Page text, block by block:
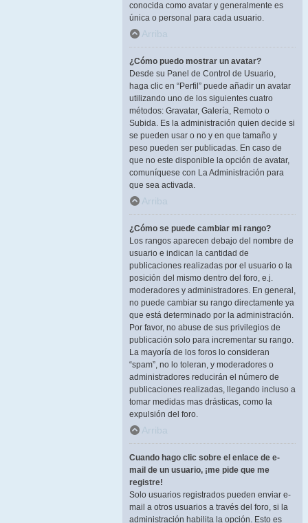
conocida como avatar y generalmente es
única o personal para cada usuario.
Arriba
¿Cómo puedo mostrar un avatar?
Desde su Panel de Control de Usuario,
haga clic en “Perfil” puede añadir un avatar
utilizando uno de los siguientes cuatro
métodos: Gravatar, Galería, Remoto o
Subida. Es la administración quien decide si
se pueden usar o no y en que tamaño y
peso pueden ser publicadas. En caso de
que no este disponible la opción de avatar,
comuníquese con La Administración para
que sea activada.
Arriba
¿Cómo se puede cambiar mi rango?
Los rangos aparecen debajo del nombre de
usuario e indican la cantidad de
publicaciones realizadas por el usuario o la
posición del mismo dentro del foro, e.j.
moderadores y administradores. En general,
no puede cambiar su rango directamente ya
que está determinado por la administración.
Por favor, no abuse de sus privilegios de
publicación solo para incrementar su rango.
La mayoría de los foros lo consideran
“spam”, no lo toleran, y moderadores o
administradores reducirán el número de
publicaciones realizadas, llegando incluso a
tomar medidas mas drásticas, como la
expulsión del foro.
Arriba
Cuando hago clic sobre el enlace de e-
mail de un usuario, ¡me pide que me
registre!
Solo usuarios registrados pueden enviar e-
mail a otros usuarios a través del foro, si la
administración habilita la opción. Esto es